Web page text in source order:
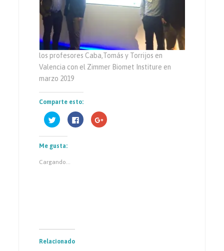
los profesores Caba,Tomás y Torrijos en
Valencia con el Zimmer Biomet Institure en
marzo 2019
Comparte esto:
Haz
clic
compartir
en
Twitter
abre
en
Haz
clic
Haz
clic
Me gusta:
Cargando...
Relacionado